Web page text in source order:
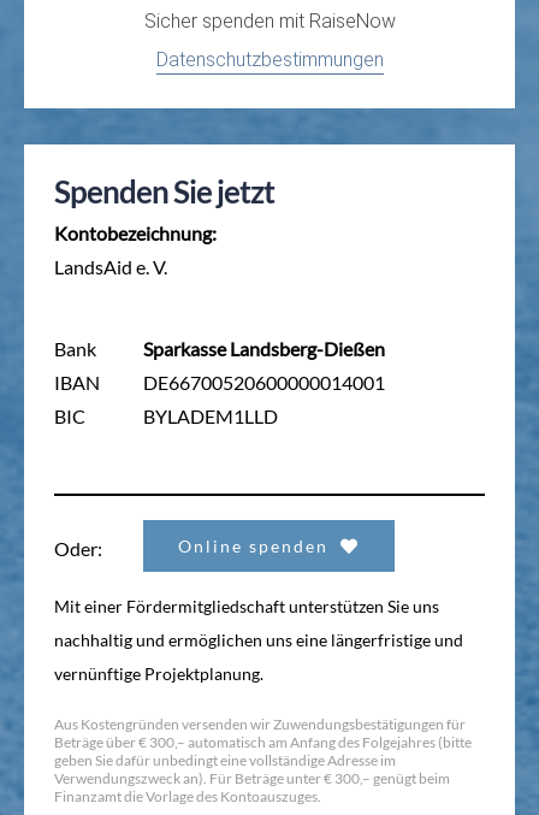
Sicher spenden mit RaiseNow
Datenschutzbestimmungen
Spenden Sie jetzt
Kontobezeichnung:
LandsAid e. V.
Bank
IBAN
BIC
Sparkasse Landsberg-Dießen
DE66700520600000014001
BYLADEM1LLD
Oder: Online spenden
Mit einer Fördermitgliedschaft unterstützen Sie uns
nachhaltig und ermöglichen uns eine längerfristige und
vernünftige Projektplanung.
Aus Kostengründen versenden wir Zuwendungsbestätigungen für
Beträge über € 300,– automatisch am Anfang des Folgejahres (bitte
geben Sie dafür unbedingt eine vollständige Adresse im
Verwendungszweck an). Für Beträge unter € 300,– genügt beim
Finanzamt die Vorlage des Kontoauszuges.